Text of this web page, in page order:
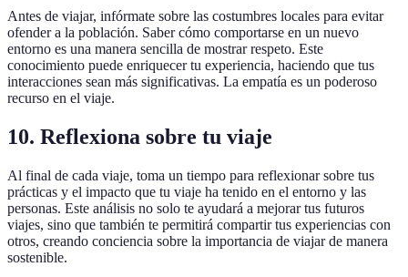
Antes de viajar, infórmate sobre las costumbres locales para evitar
ofender a la población. Saber cómo comportarse en un nuevo
entorno es una manera sencilla de mostrar respeto. Este
conocimiento puede enriquecer tu experiencia, haciendo que tus
interacciones sean más significativas. La empatía es un poderoso
recurso en el viaje.
10. Reflexiona sobre tu viaje
Al final de cada viaje, toma un tiempo para reflexionar sobre tus
prácticas y el impacto que tu viaje ha tenido en el entorno y las
personas. Este análisis no solo te ayudará a mejorar tus futuros
viajes, sino que también te permitirá compartir tus experiencias con
otros, creando conciencia sobre la importancia de viajar de manera
sostenible.